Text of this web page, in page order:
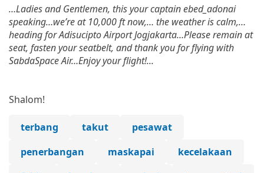
…Ladies and Gentlemen, this your captain ebed_adonai
speaking…we’re at 10,000 ft now,… the weather is calm,…
heading for Adisucipto Airport Jogjakarta…Please remain at
seat, fasten your seatbelt, and thank you for flying with
SabdaSpace Air…Enjoy your flight!...
Shalom!
terbang takut
pesawat
penerbangan
maskapai
kecelakaan